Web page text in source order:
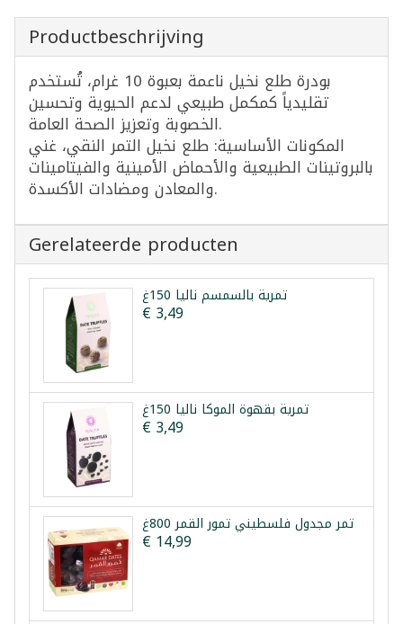
Productbeschrijving
بودرة طلع نخيل ناعمة بعبوة 10 غرام، تُستخدم
تقليدياً كمكمل طبيعي لدعم الحيوية وتحسين
الخصوبة وتعزيز الصحة العامة.
المكونات الأساسية: طلع نخيل التمر النقي، غني
بالبروتينات الطبيعية والأحماض الأمينية والفيتامينات
والمعادن ومضادات الأكسدة.
Gerelateerde producten
تمرية بالسمسم نالیا 150غ
€ 3,49
تمرية بقهوة الموكا نالیا 150غ
€ 3,49
تمر مجدول فلسطيني تمور القمر 800غ
€ 14,99